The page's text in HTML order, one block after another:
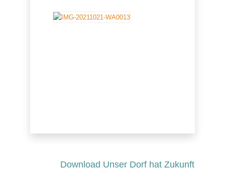
Download Unser Dorf hat Zukunft